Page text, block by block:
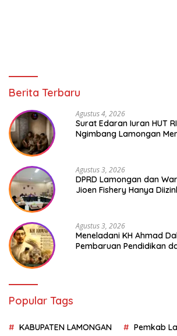
Berita Terbaru
Agustus 4, 2026
Surat Edaran Iuran HUT
Ngimbang Lamongan
Agustus 3, 2026
DPRD Lamongan dan
Jioen Fishery Hanya
Agustus 3, 2026
Meneladani KH Ahmad
Pembaruan Pendidikan
Popular Tags
KABUPATEN LAMONGAN Pemkab